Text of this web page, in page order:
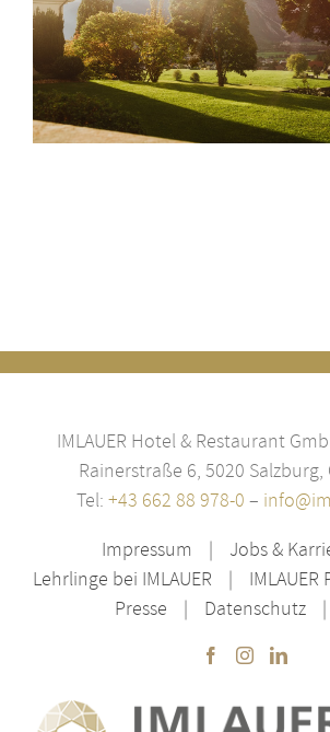
IMLAUER Hotel & Restaurant
Rainerstraße 6, 5020 Salzburg,
Tel: +43 662 88 978-0 –
Impressum
Jobs &
Lehrlinge bei IMLAUER
Presse
Datenschutz